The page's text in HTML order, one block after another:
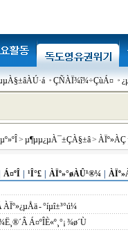
ÇÑÀÏ¾î¾÷ÇùÁ¤
> µ¶µµ¿µÀ¯±ÇÀ§±â> ÀÏº»ÀÇ
Á¤ºÎ| ¹Î°£| ÀÏº»°øÀÛ¹®¼­|
- °íµî±³°ú¼­
Á¤ºÎÈ«º¸°¡ ¾ø´Ù